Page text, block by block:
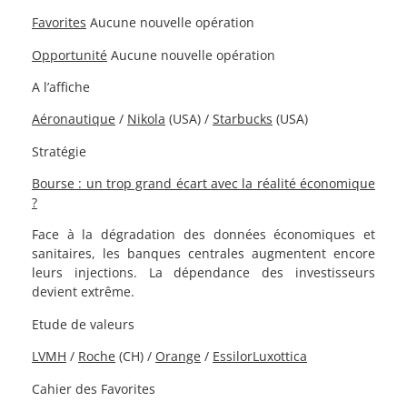
Favorites Aucune nouvelle opération
Opportunité Aucune nouvelle opération
A l’affiche
Aéronautique / Nikola (USA) / Starbucks (USA)
Stratégie
Bourse : un trop grand écart avec la réalité économique
?
Face à la dégradation des données économiques et
sanitaires, les banques centrales augmentent encore
leurs injections. La dépendance des investisseurs
devient extrême.
Etude de valeurs
LVMH / Roche (CH) / Orange / EssilorLuxottica
Cahier des Favorites